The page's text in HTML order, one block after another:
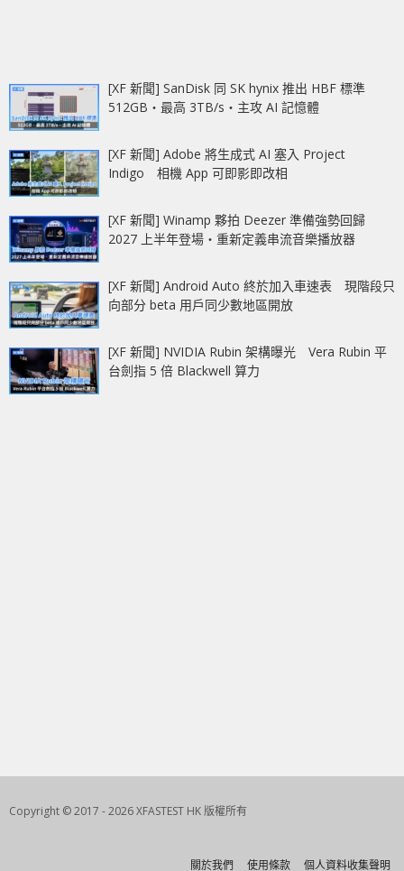
[XF 新聞] SanDisk 同 SK hynix 推出 HBF 標準
512GB‧最高 3TB/s‧主攻 AI 記憶體
[XF 新聞] Adobe 將生成式 AI 塞入 Project
Indigo 相機 App 可即影即改相
[XF 新聞] Winamp 夥拍 Deezer 準備強勢回歸
2027 上半年登場‧重新定義串流音樂播放器
[XF 新聞] Android Auto 終於加入車速表 現階段只
向部分 beta 用戶同少數地區開放
[XF 新聞] NVIDIA Rubin 架構曝光 Vera Rubin 平
台劍指 5 倍 Blackwell 算力
Copyright © 2017 - 2026 XFASTEST HK 版權所有
關於我們 使用條款 個人資料收集聲明